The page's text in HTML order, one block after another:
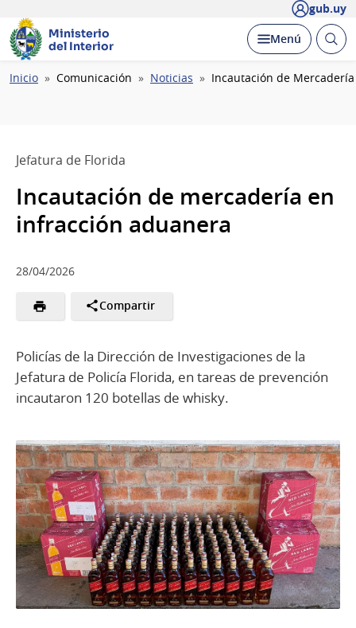
gub.uy
Ministerio
del Interior
Desplegar
Menú Abrir
Ruta
Inicio Comunicación Noticias Incautación de
Jefatura de Florida
Incautación de mercadería en
infracción aduanera
28/04/2026
Compartir
Policías de la Dirección de Investigaciones de la
Jefatura de Policía Florida, en tareas de prevención
incautaron 120 botellas de whisky.